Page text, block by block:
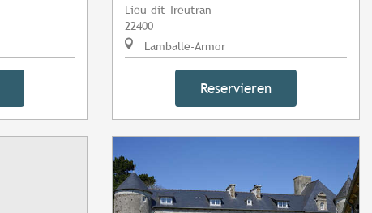
Lieu-dit Treutran
22400
Lamballe-Armor
Reservieren